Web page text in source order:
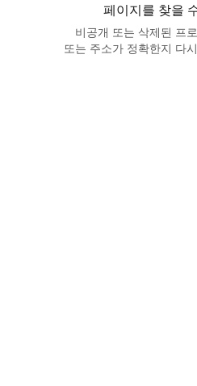
페이지를 찾을
비공개 또는 삭제된 프
또는 주소가 정확한지 다